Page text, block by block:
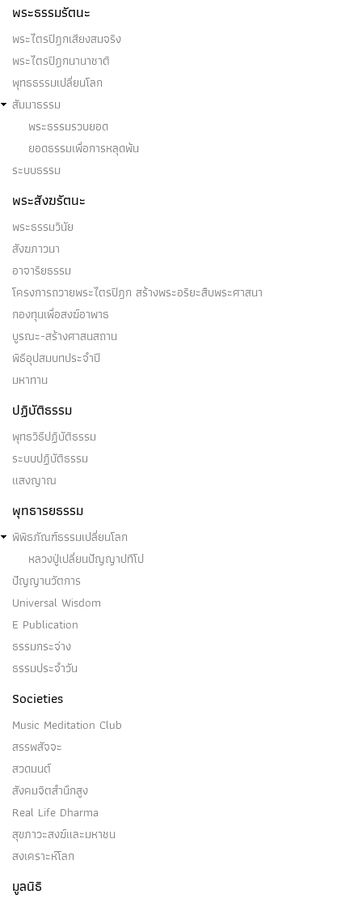
พระธรรมรัตนะ
พระไตรปิฎกเสียงสมจริง
พระไตรปิฎกนานาชาติ
พุทธธรรมเปลี่ยนโลก
สัมมาธรรม
พระธรรมรวบยอด
ยอดธรรมเพื่อการหลุดพ้น
ระบบธรรม
พระสังฆรัตนะ
พระธรรมวินัย
สังฆภาวนา
อาจาริยธรรม
โครงการถวายพระไตรปิฎก สร้างพระอริยะสืบพระศาสนา
กองทุนเพื่อสงฆ์อาพาธ
บูรณะ-สร้างศาสนสถาน
พิธีอุปสมบทประจำปี
มหาทาน
ปฏิบัติธรรม
พุทธวิธีปฏิบัติธรรม
ระบบปฏิบัติธรรม
แสงญาณ
พุทธารยธรรม
พิพิธภัณฑ์ธรรมเปลี่ยนโลก
หลวงปู่เปลี่ยนปัญญาปทีโป
ปัญญานวัตการ
Universal Wisdom
E Publication
ธรรมกระจ่าง
ธรรมประจำวัน
Societies
Music Meditation Club
สรรพสัจจะ
สวดมนต์
สังคมจิตสำนึกสูง
Real Life Dharma
สุขภาวะสงฆ์และมหาชน
สงเคราะห์โลก
มูลนิธิ